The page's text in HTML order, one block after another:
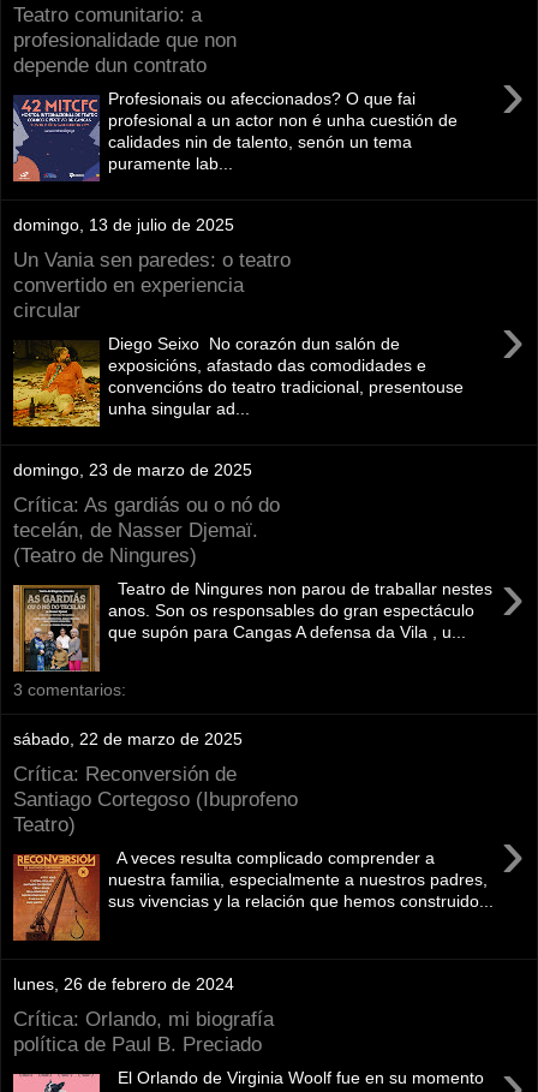
Teatro comunitario: a
profesionalidade que non
depende dun contrato
›
Profesionais ou afeccionados? O que fai
profesional a un actor non é unha cuestión de
calidades nin de talento, senón un tema
puramente lab...
domingo, 13 de julio de 2025
Un Vania sen paredes: o teatro
convertido en experiencia
circular
›
Diego Seixo No corazón dun salón de
exposicións, afastado das comodidades e
convencións do teatro tradicional, presentouse
unha singular ad...
domingo, 23 de marzo de 2025
Crítica: As gardiás ou o nó do
tecelán, de Nasser Djemaï.
(Teatro de Ningures)
›
Teatro de Ningures non parou de traballar nestes
anos. Son os responsables do gran espectáculo
que supón para Cangas A defensa da Vila , u...
3 comentarios:
sábado, 22 de marzo de 2025
Crítica: Reconversión de
Santiago Cortegoso (Ibuprofeno
Teatro)
›
A veces resulta complicado comprender a
nuestra familia, especialmente a nuestros padres,
sus vivencias y la relación que hemos construido...
lunes, 26 de febrero de 2024
Crítica: Orlando, mi biografía
política de Paul B. Preciado
El Orlando de Virginia Woolf fue en su momento